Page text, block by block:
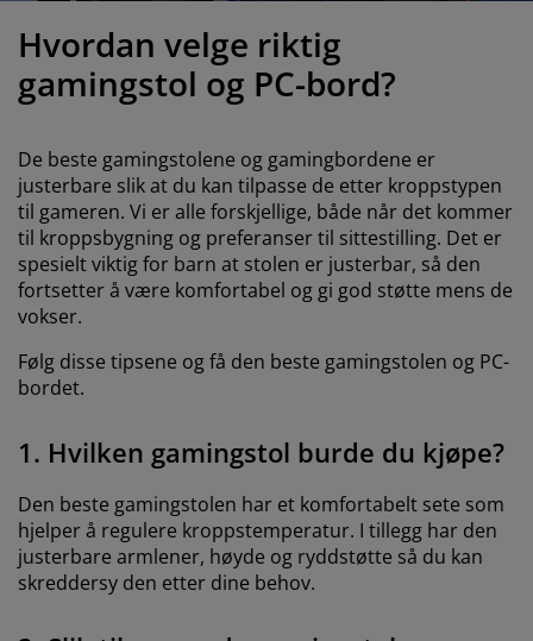
med oppbevaring
og pleie
og tilbehør
og metervarer
og stryk
Hvordan velge riktig
gamingstol og PC-bord?
De beste gamingstolene og gamingbordene er
justerbare slik at du kan tilpasse de etter kroppstypen
til gameren. Vi er alle forskjellige, både når det kommer
til kroppsbygning og preferanser til sittestilling. Det er
spesielt viktig for barn at stolen er justerbar, så den
fortsetter å være komfortabel og gi god støtte mens de
vokser.
Følg disse tipsene og få den beste gamingstolen og PC-
bordet.
1. Hvilken gamingstol burde du kjøpe?
Den beste gamingstolen har et komfortabelt sete som
hjelper å regulere kroppstemperatur. I tillegg har den
justerbare armlener, høyde og ryddstøtte så du kan
skreddersy den etter dine behov.